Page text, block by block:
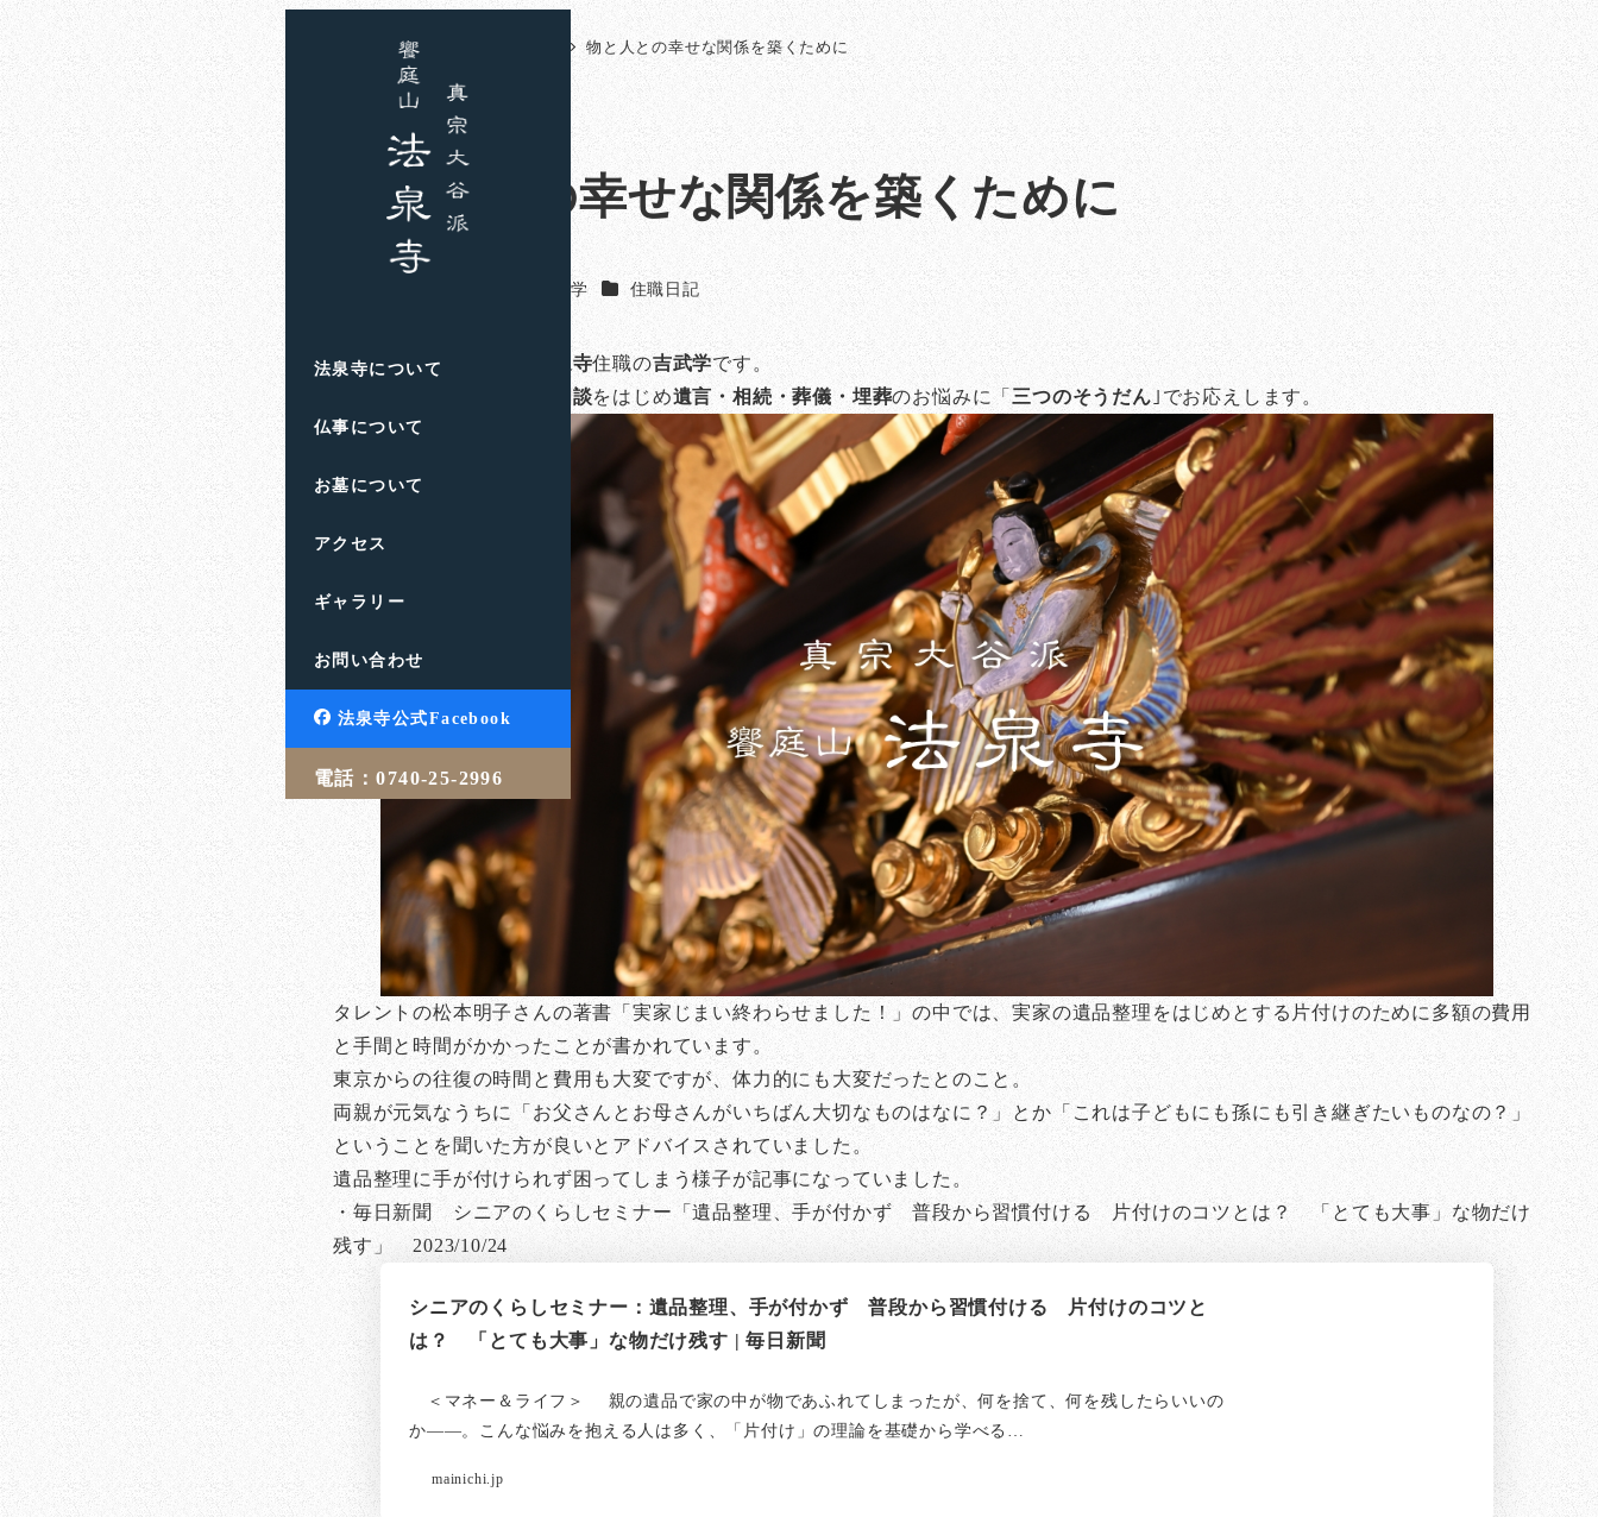
法泉寺について
仏事について
お墓について
アクセス
ギャラリー
お問い合わせ
法泉寺公式Facebook
電話：0740-25-2996
お知らせ 物と人との幸せな関係を築くために
物と人との幸せな関係を築くために
吉武 学 カテゴリー
住職日記
滋賀県高島市 饗庭山法泉寺住職の吉武学です。
終活のご相談をはじめ遺言・相続・葬儀・埋葬のお悩みに「 三つのそうだん ｣でお応えします。
タレントの松本明子さんの著書「実家じまい終わらせました！」の中では、実家の遺品整理をはじめとする片付けのために多額の費用
と手間と時間がかかったことが書かれています。
東京からの往復の時間と費用も大変ですが、体力的にも大変だったとのこと。
両親が元気なうちに「お父さんとお母さんがいちばん大切なものはなに？」とか「これは子どもにも孫にも引き継ぎたいものなの？」
ということを聞いた方が良いとアドバイスされていました。
遺品整理に手が付けられず困ってしまう様子が記事になっていました。
・毎日新聞 シニアのくらしセミナー「遺品整理、手が付かず 普段から習慣付ける 片付けのコツとは？ 「とても大事」な物だけ
残す」 2023/10/24
シニアのくらしセミナー：遺品整理、手が付かず 普段から習慣付ける 片付けのコツと
は？ 「とても大事」な物だけ残す | 毎日新聞
＜マネー＆ライフ＞ 親の遺品で家の中が物であふれてしまったが、何を捨て、何を残したらいいの
か――。こんな悩みを抱える人は多く、「片付け」の理論を基礎から学べる…
mainichi.jp